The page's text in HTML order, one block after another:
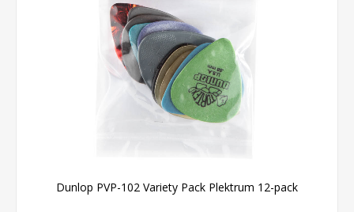
Dunlop PVP-102 Variety Pack Plektrum 12-pack